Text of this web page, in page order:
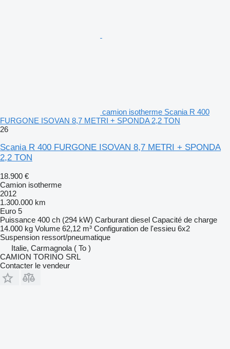
camion isotherme Scania R 400
FURGONE ISOVAN 8,7 METRI + SPONDA 2,2 TON
26
Scania R 400 FURGONE ISOVAN 8,7 METRI + SPONDA
2,2 TON
18.900 €
Camion isotherme
2012
1.300.000 km
Euro 5
Puissance 400 ch (294 kW) Carburant diesel Capacité de charge
14.000 kg Volume 62,12 m³ Configuration de l'essieu 6x2
Suspension ressort/pneumatique
Italie, Carmagnola ( To )
CAMION TORINO SRL
Contacter le vendeur